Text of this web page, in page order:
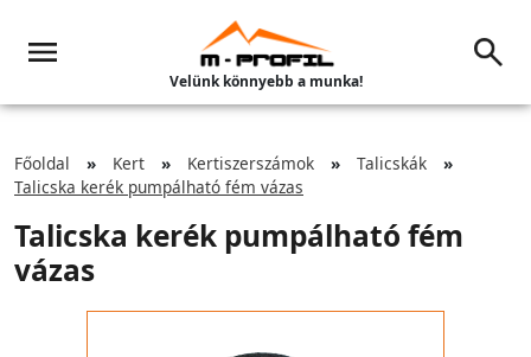
Velünk könnyebb a munka!
Főoldal Kert Kertiszerszámok
Talicskák
Talicska kerék pumpálható fém vázas
Talicska kerék pumpálható fém
vázas